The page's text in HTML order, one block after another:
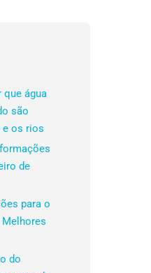
que água
são
e os rios
de
para o
Melhores
do